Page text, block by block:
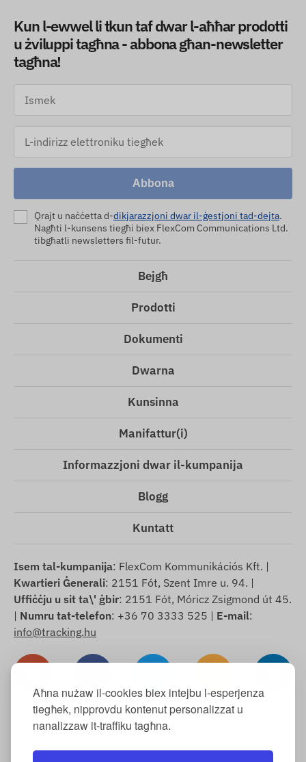
Aħna nużaw il-cookies biex intejbu l-esperjenza
tiegħek, nipprovdu kontenut personalizzat u
nanalizzaw it-traffiku tagħna.
Kun l-ewwel li tkun taf dwar l-aħħar prodotti
u żviluppi tagħna - abbona għan-newsletter
tagħna!
Abbona
Qrajt u naċċetta d-dikjarazzjoni dwar il-ġestjoni tad-dejta.
Nagħti l-kunsens tiegħi biex FlexCom Communications Ltd.
tibgħatli newsletters fil-futur.
Bejgħ
Prodotti
Dokumenti
Dwarna
Kunsinna
Manifattur(i)
Informazzjoni dwar il-kumpanija
Blogg
Kuntatt
Isem tal-kumpanija: FlexCom Kommunikációs Kft. |
Kwartieri Ġenerali: 2151 Fót, Szent Imre u. 94. |
Uffiċċju u sit ta\' ġbir: 2151 Fót, Móricz Zsigmond út 45.
| Numru tat-telefon: +36 70 3333 525 | E-mail:
info@tracking.hu
Drittijiet tal-awtur © 2025 FlexCom Communications